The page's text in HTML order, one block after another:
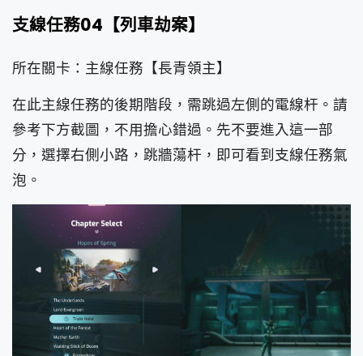
支線任務04【列車劫案】
所在關卡：主線任務【長青領主】
在此主線任務的後期階段，需跳過左側的電線杆。請
參考下方截圖，不用擔心錯過。先不要進入這一部
分，選擇右側小路，跳牆蕩杆，即可看到支線任務氣
泡。